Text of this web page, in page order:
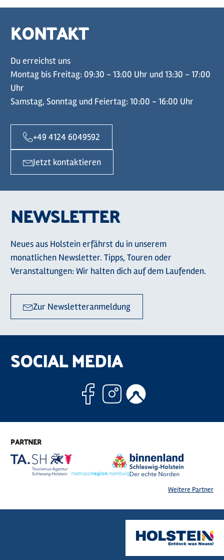
KONTAKT
Du erreichst uns
Montag bis Freitag: 09:30 - 13:00 Uhr und 13:30 - 17:00
Uhr
Samstag, Sonntag und Feiertag: 10:00 - 16:00 Uhr
+49 4124 6049592
Jetzt kontaktieren
NEWSLETTER
Neues aus Holstein erfährst du in unserem
monatlichen Newsletter. Tipps, Touren oder
Veranstaltungen: Wir halten dich auf dem Laufenden.
Zur Newsletteranmeldung
SOCIAL MEDIA
Facebook
Instagram
PARTNER
Weitere Partner